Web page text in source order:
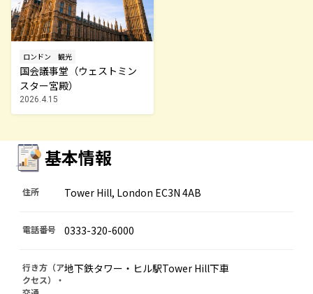
ロンドン 観光
国会議事堂（ウェストミン
スター宮殿）
2026.4.15
基本情報
住所 Tower Hill, London EC3N 4AB
電話番号 0333-320-6000
行き方（ア
クセス）・
地下鉄タワー・ヒル駅Tower Hill下車